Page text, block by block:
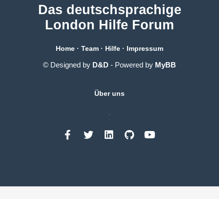
Das deutschsprachige
London Hilfe Forum
Home · Team · Hilfe · Impressum
© Designed by D&D - Powered by MyBB
Über uns
.